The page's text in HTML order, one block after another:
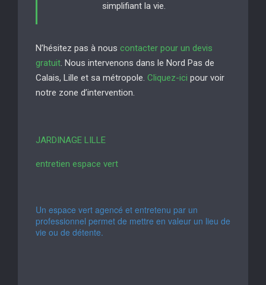
simplifiant la vie.
N’hésitez pas à nous contacter pour un devis
gratuit. Nous intervenons dans le Nord Pas de
Calais, Lille et sa métropole. Cliquez-ici pour voir
notre zone d’intervention.
JARDINAGE LILLE
entretien espace vert
Un espace vert agencé et entretenu par un
professionnel permet de mettre en valeur un lieu de
vie ou de détente.